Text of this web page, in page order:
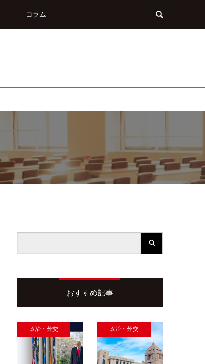
コラム
おすすめ記事
政治・外交 政治・外交